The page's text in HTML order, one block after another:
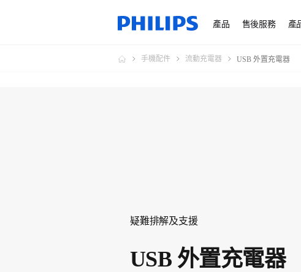
產品 售後服務 產
手機配件 流動充電器 USB 外置充電器
疑難排解及支援
USB 外置充電器